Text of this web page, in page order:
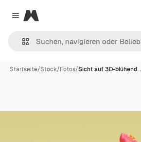
Close menu
Magnific
Startseite/Stock/Fotos/Sicht auf 3D-blühend…